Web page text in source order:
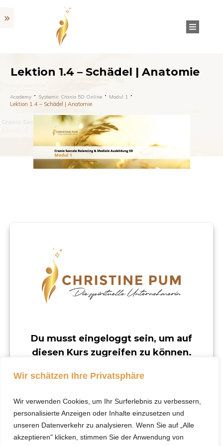
Wir schätzen Ihre Privatsphäre
Wir verwenden Cookies, um Ihr Surferlebnis zu verbessern,
personalisierte Anzeigen oder Inhalte einzusetzen und
unseren Datenverkehr zu analysieren. Wenn Sie auf „Alle
akzeptieren" klicken, stimmen Sie der Anwendung von
Lektion 1.4 – Schädel | Anatomie
Academy Systemic Cranio 5D Online Modul 1
Lektion 1.4 – Schädel | Anatomie
Du musst eingeloggt sein, um auf
diesen Kurs zugreifen zu können.
verfügbar.
Klicke hier, um dich
einzuloggen.